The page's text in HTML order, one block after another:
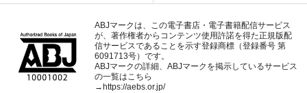
ABJマークは、この電子書店・電子書籍配信サービス
が、著作権者からコンテンツ使用許諾を得た正規版配
信サービスであることを示す登録商標（登録番号 第
6091713号）です。
ABJマークの詳細、ABJマークを掲示しているサービス
の一覧はこちら
→ https://aebs.or.jp/